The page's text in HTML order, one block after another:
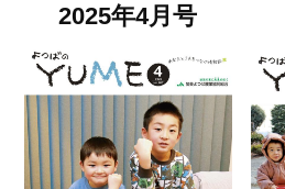
2025年4月号